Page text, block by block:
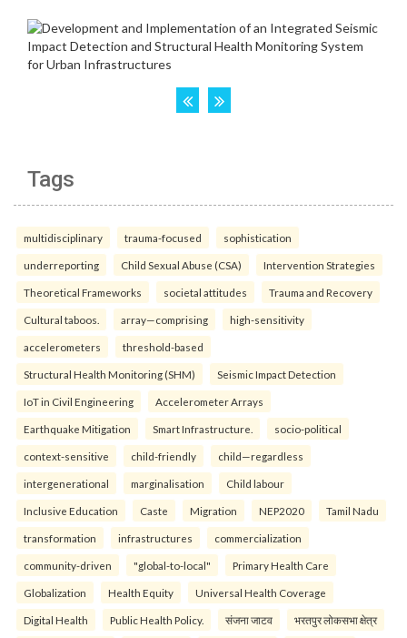
Tags
multidisciplinary trauma-focused sophistication
underreporting Child Sexual Abuse (CSA) Intervention Strategies
Theoretical Frameworks societal attitudes Trauma and Recovery
Cultural taboos. array—comprising high-sensitivity
accelerometers threshold-based
Structural Health Monitoring (SHM) Seismic Impact Detection
IoT in Civil Engineering Accelerometer Arrays
Earthquake Mitigation Smart Infrastructure. socio-political
context-sensitive child-friendly child—regardless
intergenerational marginalisation Child labour
Inclusive Education Caste Migration NEP2020 Tamil Nadu
transformation infrastructures commercialization
community-driven "global-to-local" Primary Health Care
Globalization Health Equity Universal Health Coverage
Digital Health Public Health Policy. संजना जाटव भरतपुर लोकसभा क्षेत्र